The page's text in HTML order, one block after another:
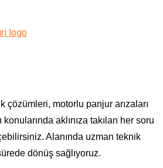
çözümleri, motorlu panjur arızaları
aklınıza takılan her soru
Alanında uzman teknik
dönüş sağlıyoruz.